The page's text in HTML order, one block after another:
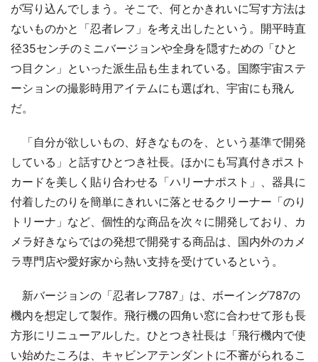
が写り込んでしまう。そこで、何とかきれいに写す方法は
ないものかと「忍者レフ」を考え出したという。開平時直
径35センチのミニバージョンや全身を隠すための「ひと
つ目クン」といった派生品も生まれている。国際宇宙ステ
ーションの撮影時用アイテムにも選ばれ、宇宙にも飛ん
だ。
「自分が欲しいもの、好きなものを、という基準で開発
している」と話すひとつき社長。ほかにも写真付きポスト
カードを美しく貼り合わせる「ハリーナポスト」、器具に
付着したのりを簡単にきれいに落とせるクリーナー「のり
トリーナ」など、個性的な商品を次々に開発しており、カ
メラ好きならではの発想で開発する商品は、国内外のカメ
ラ専門店や愛好家から熱い支持を受けているという。
新バージョンの「忍者レフ787」は、ボーイング787の
機内を想定して製作。飛行機の四角い窓に合わせて形も長
方形にリニューアルした。ひとつき社長は「飛行機内で使
い始めたころは、キャビンアテンダントに不審がられるこ